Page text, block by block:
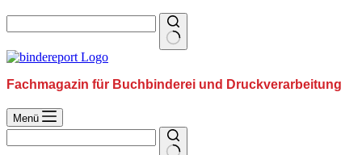
Fachmagazin für Buchbinderei und Druckverarbeitung
Menü